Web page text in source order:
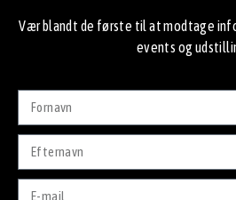
Vær blandt de første til at modtage
events og